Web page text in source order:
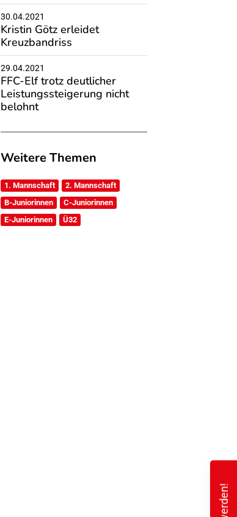
30.04.2021
Kristin Götz erleidet
Kreuzbandriss
29.04.2021
FFC-Elf trotz deutlicher
Leistungssteigerung nicht
belohnt
Weitere Themen
1. Mannschaft
2. Mannschaft
B-Juniorinnen
C-Juniorinnen
E-Juniorinnen
Ü32